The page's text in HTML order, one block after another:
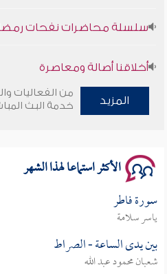
سلسلة محاضرات نفحات رمضانية
أخلاقنا أصالة ومعاصرة
وأمنهم من خوف 9
المزيد
من الفعاليات
خدمة البث
الأكثر استماعا لهذا الشهر
سورة فاطر
ياسر سلامة
بين يدى الساعة - الصراط
شعبان محمود عبد الله